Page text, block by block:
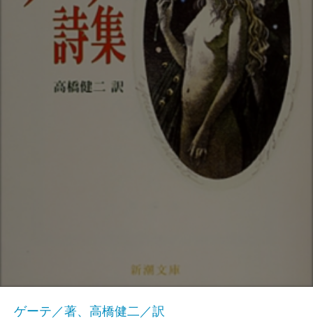
ゲーテ／著、高橋健二／訳